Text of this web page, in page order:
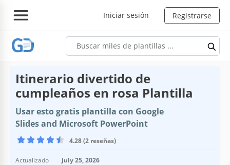
Iniciar sesión Registrarse
Itinerario divertido de
cumpleaños en rosa Plantilla
Usar esto gratis plantilla con Google
Slides and Microsoft PowerPoint
4.28 (2 reseñas)
Actualizado
July 25, 2026